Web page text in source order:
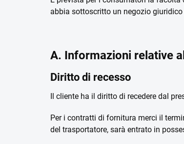
abbia sottoscritto un negozio
A. Informazioni relative
Diritto di recesso
Il cliente ha il diritto di recedere dal
Per i contratti di fornitura merci il
del trasportatore, sarà entrato in